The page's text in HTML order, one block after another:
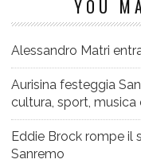
YOU
Alessandro Matri
Aurisina festeggia
cultura, sport, musica
Eddie Brock rompe il
Sanremo